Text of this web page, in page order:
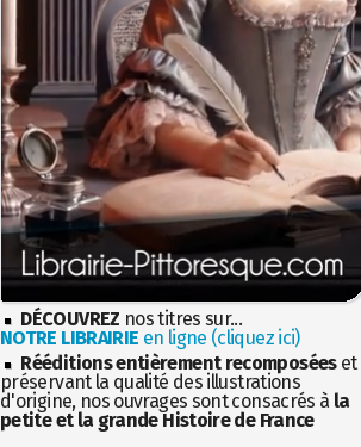
DÉCOUVREZ nos titres sur...
NOTRE LIBRAIRIE en ligne (cliquez ici)
Rééditions entièrement recomposéeset
préservant la qualité des illustrations
d'origine, nos ouvrages sont consacrés à la
petite et la grande Histoire de France